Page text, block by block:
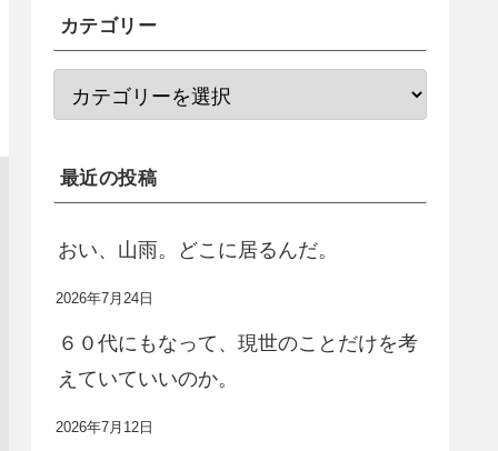
カテゴリー
最近の投稿
おい、山雨。どこに居るんだ。
2026年7月24日
６０代にもなって、現世のことだけを考
えていていいのか。
2026年7月12日